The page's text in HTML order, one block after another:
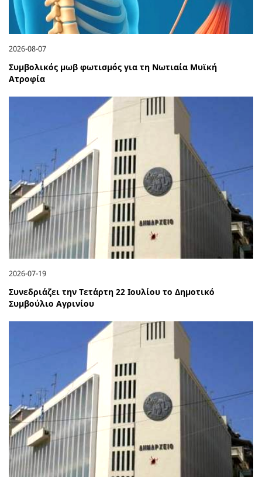
2026-08-07
Συμβολικός μωβ φωτισμός για τη Νωτιαία Μυϊκή
Ατροφία
2026-07-19
Συνεδριάζει την Τετάρτη 22 Ιουλίου το Δημοτικό
Συμβούλιο Αγρινίου